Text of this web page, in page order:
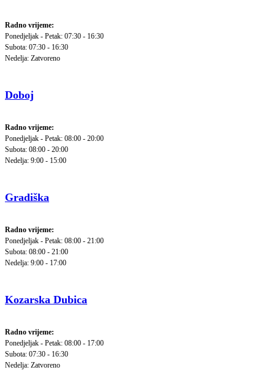
Radno vrijeme:
Ponedjeljak - Petak: 07:30 - 16:30
Subota: 07:30 - 16:30
Nedelja: Zatvoreno
Doboj
Radno vrijeme:
Ponedjeljak - Petak: 08:00 - 20:00
Subota: 08:00 - 20:00
Nedelja: 9:00 - 15:00
Gradiška
Radno vrijeme:
Ponedjeljak - Petak: 08:00 - 21:00
Subota: 08:00 - 21:00
Nedelja: 9:00 - 17:00
Kozarska Dubica
Radno vrijeme:
Ponedjeljak - Petak: 08:00 - 17:00
Subota: 07:30 - 16:30
Nedelja: Zatvoreno